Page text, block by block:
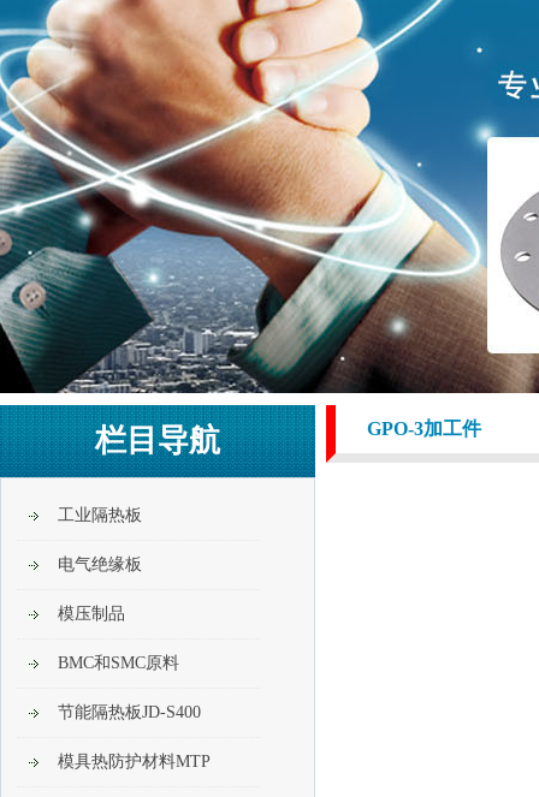
栏目导航
工业隔热板
电气绝缘板
模压制品
BMC和SMC原料
节能隔热板JD-S400
模具热防护材料MTP
GPO-3加工件